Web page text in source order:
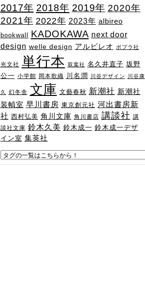
2017年 2018年 2019年 2020年
2021年 2022年 2023年 albireo
bookwall KADOKAWA next door
design welle design アルビレオ ポプラ社
光文社 単行本 双葉社 名久井直子 坂野
公一 小学館 岡本歌織 川名潤 川谷デザイン 川谷康
久 幻冬舎 文庫 文藝春秋 新潮社 新潮社
装幀室 早川書房 東京創元社 河出書房新
社 西村弘美 角川文庫 角川書店 講談社 講
談社文庫 鈴木久美 鈴木成一 鈴木成一デザ
イン室 集英社